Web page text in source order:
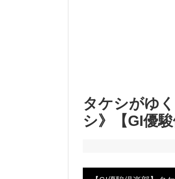
タケシがゆ
シ》【GI優駿